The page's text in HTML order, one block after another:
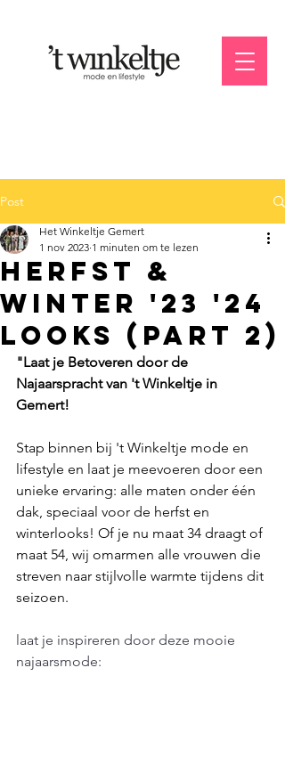
Post
herfst &
winter '23 '24
looks (part 2)
Het Winkeltje Gemert
1 nov 2023 1 minuten om te lezen
"Laat je Betoveren door de
Najaarspracht van 't Winkeltje in
Gemert!
Stap binnen bij 't Winkeltje mode en
lifestyle en laat je meevoeren door een
unieke ervaring: alle maten onder één
dak, speciaal voor de herfst en
winterlooks! Of je nu maat 34 draagt of
maat 54, wij omarmen alle vrouwen die
streven naar stijlvolle warmte tijdens dit
seizoen.
laat je inspireren door deze mooie
najaarsmode: